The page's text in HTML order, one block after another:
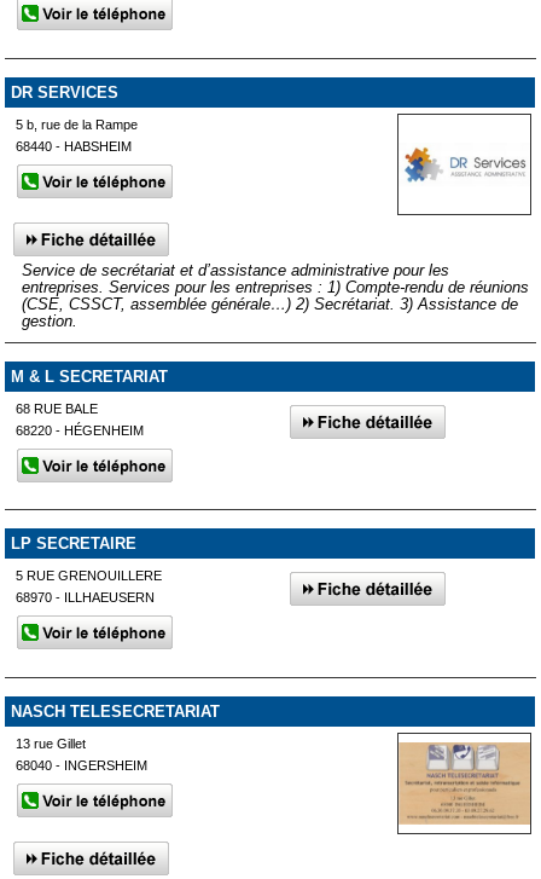
DR SERVICES
5 b, rue de la Rampe
68440 - HABSHEIM
Service de secrétariat et d’assistance administrative pour les
entreprises. Services pour les entreprises : 1) Compte-rendu de réunions
(CSE, CSSCT, assemblée générale…) 2) Secrétariat. 3) Assistance de
gestion.
M & L SECRETARIAT
68 RUE BALE
68220 - HÉGENHEIM
LP SECRETAIRE
5 RUE GRENOUILLERE
68970 - ILLHAEUSERN
NASCH TELESECRETARIAT
13 rue Gillet
68040 - INGERSHEIM